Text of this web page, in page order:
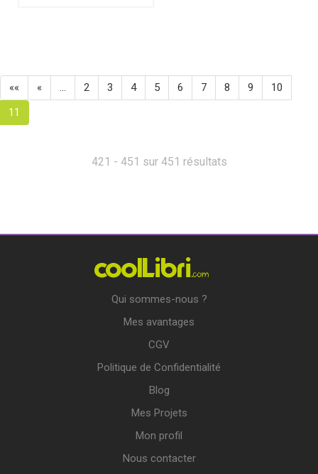
«« « … 2 3 4 5 6 7 8 9
10
11
421 - 451 sur 451 résultats
Qui sommes-nous ?
Mes avantages
CGV
Politique de Confidentialité
Blog
Mes Projets
Mon profil
Nous contacter